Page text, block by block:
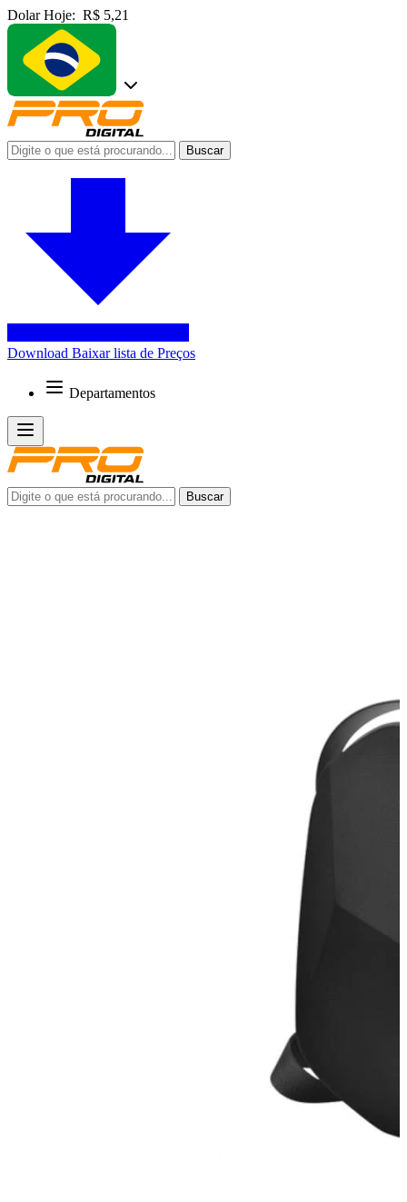
Dolar Hoje: R$ 5,21
Buscar
Download Baixar lista de Preços
Departamentos
Buscar